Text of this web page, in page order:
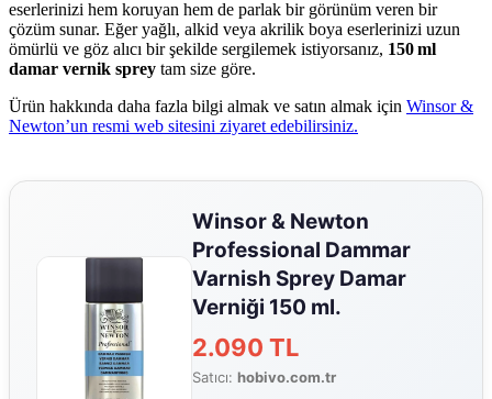
eserlerinizi hem koruyan hem de parlak bir görünüm veren bir
çözüm sunar. Eğer yağlı, alkid veya akrilik boya eserlerinizi uzun
ömürlü ve göz alıcı bir şekilde sergilemek istiyorsanız, 150 ml
damar vernik sprey tam size göre.
Ürün hakkında daha fazla bilgi almak ve satın almak için Winsor &
Newton’un resmi web sitesini ziyaret edebilirsiniz.
Winsor & Newton
Professional Dammar
Varnish Sprey Damar
Verniği 150 ml.
2.090 TL
Satıcı: hobivo.com.tr